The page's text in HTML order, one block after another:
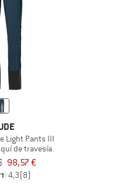
Light Pants III
de travesía
98,57 €
4,3(8)